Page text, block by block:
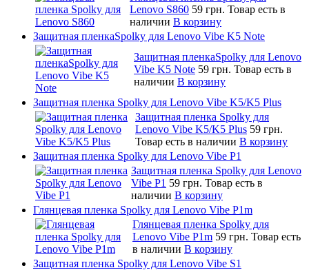
Lenovo S860 59 грн. Товар есть в
наличии В корзину
Защитная пленкаSpolky для Lenovo Vibe K5 Note
Защитная пленкаSpolky для Lenovo
Vibe K5 Note 59 грн. Товар есть в
наличии В корзину
Защитная пленка Spolky для Lenovo Vibe K5/K5 Plus
Защитная пленка Spolky для
Lenovo Vibe K5/K5 Plus 59 грн.
Товар есть в наличии В корзину
Защитная пленка Spolky для Lenovo Vibe P1
Защитная пленка Spolky для Lenovo
Vibe P1 59 грн. Товар есть в
наличии В корзину
Глянцевая пленка Spolky для Lenovo Vibe P1m
Глянцевая пленка Spolky для
Lenovo Vibe P1m 59 грн. Товар есть
в наличии В корзину
Защитная пленка Spolky для Lenovo Vibe S1